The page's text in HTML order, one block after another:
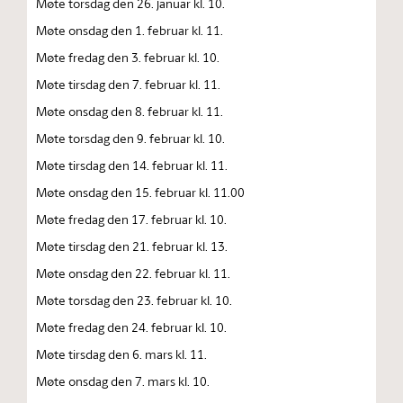
Møte onsdag den 1. februar kl. 11.
Møte fredag den 3. februar kl. 10.
Møte tirsdag den 7. februar kl. 11.
Møte onsdag den 8. februar kl. 11.
Møte torsdag den 9. februar kl. 10.
Møte tirsdag den 14. februar kl. 11.
Møte onsdag den 15. februar kl. 11.00
Møte fredag den 17. februar kl. 10.
Møte tirsdag den 21. februar kl. 13.
Møte onsdag den 22. februar kl. 11.
Møte torsdag den 23. februar kl. 10.
Møte fredag den 24. februar kl. 10.
Møte tirsdag den 6. mars kl. 11.
Møte onsdag den 7. mars kl. 10.